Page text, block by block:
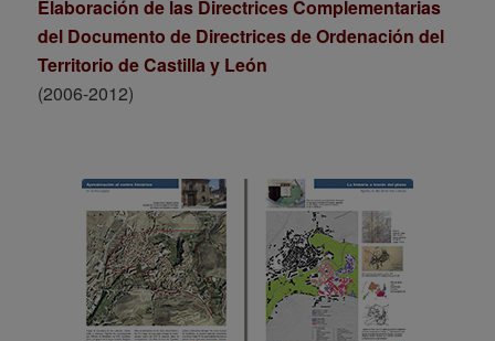
Elaboración de las Directrices Complementarias
del Documento de Directrices de Ordenación del
Territorio de Castilla y León
(2006-2012)